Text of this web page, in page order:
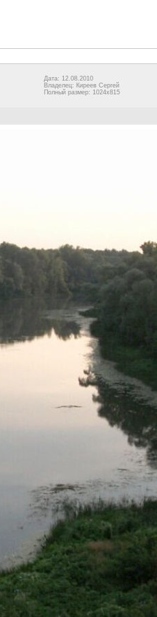
Дата: 12.08.2010
Владелец: Киреев Сергей
Полный размер: 1024x815